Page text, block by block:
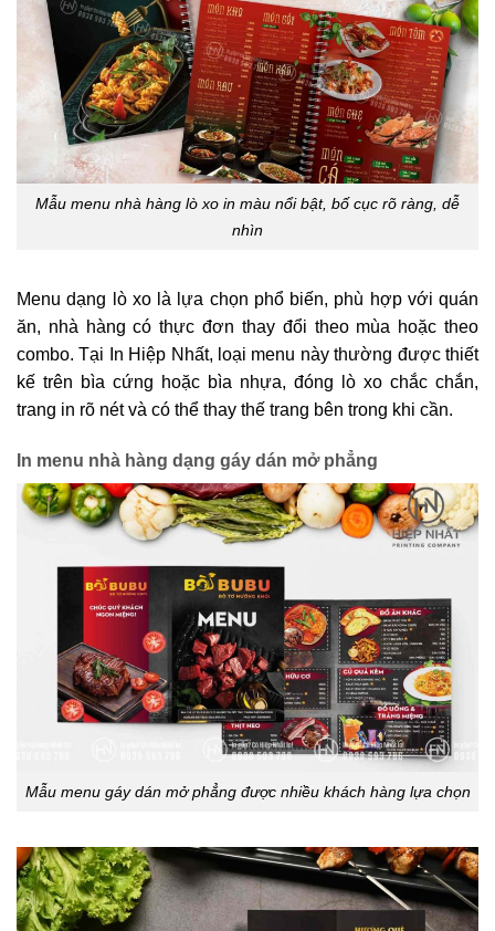
Mẫu menu nhà hàng lò xo in màu nổi bật, bố cục rõ ràng, dễ
nhìn
Menu dạng lò xo là lựa chọn phổ biến, phù hợp với quán
ăn, nhà hàng có thực đơn thay đổi theo mùa hoặc theo
combo. Tại In Hiệp Nhất, loại menu này thường được thiết
kế trên bìa cứng hoặc bìa nhựa, đóng lò xo chắc chắn,
trang in rõ nét và có thể thay thế trang bên trong khi cần.
In menu nhà hàng dạng gáy dán mở phẳng
Mẫu menu gáy dán mở phẳng được nhiều khách hàng lựa chọn